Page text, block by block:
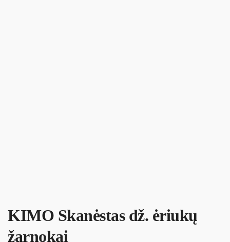
KIMO Skanėstas dž. ėriukų
žarnokai